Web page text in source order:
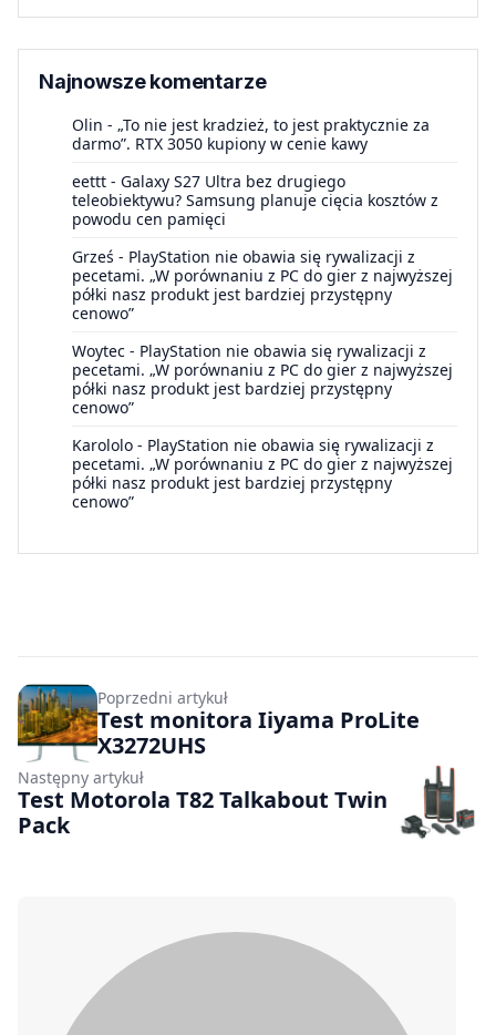
Najnowsze komentarze
Olin - „To nie jest kradzież, to jest praktycznie za
darmo”. RTX 3050 kupiony w cenie kawy
eettt - Galaxy S27 Ultra bez drugiego
teleobiektywu? Samsung planuje cięcia kosztów z
powodu cen pamięci
Grześ - PlayStation nie obawia się rywalizacji z
pecetami. „W porównaniu z PC do gier z najwyższej
półki nasz produkt jest bardziej przystępny
cenowo”
Woytec - PlayStation nie obawia się rywalizacji z
pecetami. „W porównaniu z PC do gier z najwyższej
półki nasz produkt jest bardziej przystępny
cenowo”
Karololo - PlayStation nie obawia się rywalizacji z
pecetami. „W porównaniu z PC do gier z najwyższej
półki nasz produkt jest bardziej przystępny
cenowo”
Poprzedni artykuł
Test monitora Iiyama ProLite
X3272UHS
Następny artykuł
Test Motorola T82 Talkabout Twin
Pack